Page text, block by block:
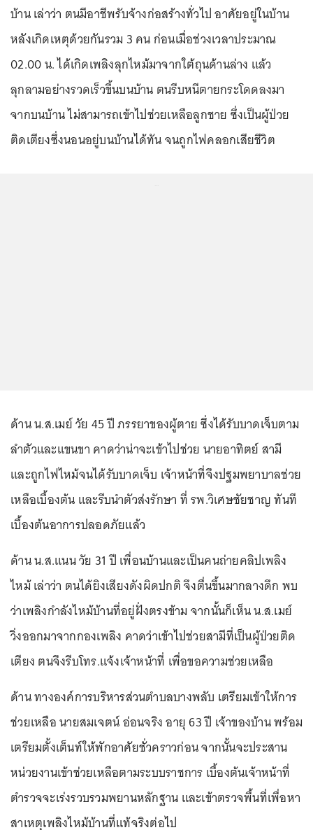
บ้าน เล่าว่า ตนมีอาชีพรับจ้างก่อสร้างทั่วไป อาศัยอยู่ในบ้าน
หลังเกิดเหตุด้วยกันรวม 3 คน ก่อนเมื่อช่วงเวลาประมาณ
02.00 น. ได้เกิดเพลิงลุกไหม้มาจากใต้ถุนด้านล่าง แล้ว
ลุกลามอย่างรวดเร็วขึ้นบนบ้าน ตนรีบหนีตายกระโดดลงมา
จากบนบ้าน ไม่สามารถเข้าไปช่วยเหลือลูกชาย ซึ่งเป็นผู้ป่วย
ติดเตียงซึ่งนอนอยู่บนบ้านได้ทัน จนถูกไฟคลอกเสียชีวิต
ด้าน น.ส.เมย์ วัย 45 ปี ภรรยาของผู้ตาย ซึ่งได้รับบาดเจ็บตาม
ลำตัวและแขนขา คาดว่าน่าจะเข้าไปช่วย นายอาทิตย์ สามี
และถูกไฟไหม้จนได้รับบาดเจ็บ เจ้าหน้าที่จึงปฐมพยาบาลช่วย
เหลือเบื้องต้น และรีบนำตัวส่งรักษา ที่ รพ.วิเศษชัยชาญ ทันที
เบื้องต้นอาการปลอดภัยแล้ว
ด้าน น.ส.แนน วัย 31 ปี เพื่อนบ้านและเป็นคนถ่ายคลิปเพลิง
ไหม้ เล่าว่า ตนได้ยิงเสียงดังผิดปกติ จึงตื่นขึ้นมากลางดึก พบ
ว่าเพลิงกำลังไหม้บ้านที่อยู่ฝั่งตรงข้าม จากนั้นก็เห็น น.ส.เมย์
วิ่งออกมาจากกองเพลิง คาดว่าเข้าไปช่วยสามีที่เป็นผู้ป่วยติด
เตียง ตนจึงรีบโทร.แจ้งเจ้าหน้าที่ เพื่อขอความช่วยเหลือ
ด้าน ทางองค์การบริหารส่วนตำบลบางพลับ เตรียมเข้าให้การ
ช่วยเหลือ นายสมเจตน์ อ่อนจริง อายุ 63 ปี เจ้าของบ้าน พร้อม
เตรียมตั้งเต็นท์ให้พักอาศัยชั่วคราวก่อน จากนั้นจะประสาน
หน่วยงานเข้าช่วยเหลือตามระบบราชการ เบื้องต้นเจ้าหน้าที่
ตำรวจจะเร่งรวบรวมพยานหลักฐาน และเข้าตรวจพื้นที่เพื่อหา
สาเหตุเพลิงไหม้บ้านที่แท้จริงต่อไป